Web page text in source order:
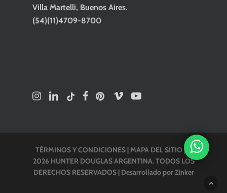
Villa Martelli, Buenos Aires.
(54)(11)4709-8700
TÉRMINOS Y CONDICIONES| MAPA DEL SITIO | ©
2026 HUNTER DOUGLAS ARGENTINA. TODOS LOS
DERECHOS RESERVADOS | Desarrollado por Zinker